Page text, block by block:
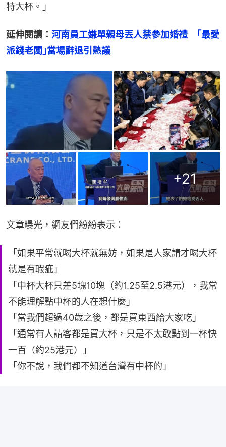
特大杯。」
延伸閱讀： 河南員工嫌單親母丟人禁參加婚禮　｢最愛
派錢老闆｣當場辭退引熱議
+21
文章曝光，網友們紛紛表示：
「如果平常就喝大杯就無妨，如果是人家請才喝大杯
就是有瑕疵」
「中杯大杯只差5塊10塊（約1.25至2.5港元），我常
不能理解點中杯的人在想什麼」
「當我們超過40歲之後，都是買東西給大家吃」
「通常有人請客都是買大杯，只是不太敢點到一杯快
一百（約25港元）」
「你不說，我們都不知道台灣有中杯的」